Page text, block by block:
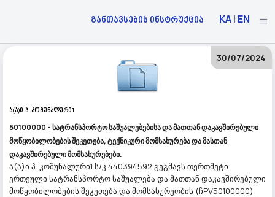
განთავსების ინსტრუქცია KA| EN
Ა(ა)ი.პ. Კომუნალური1
50100000 - სატრანსპორტო საშუალებებისა და მათთან დაკავშირებული
მოწყობილობების შეკეთება, ტექნიკური მომსახურება და მასთან
დაკავშირებული მომსახურებები.
30/07/2024
ა(ა)ი.პ. კომუნალური1 ს/კ 440394592 გეგმავს თერთმეტი
ერთეული სატრანსპორტო საშუალება და მათთან დაკავშირებული
მოწყობილობების შეკეთება და მომსახურეობის (ჩPV50100000)